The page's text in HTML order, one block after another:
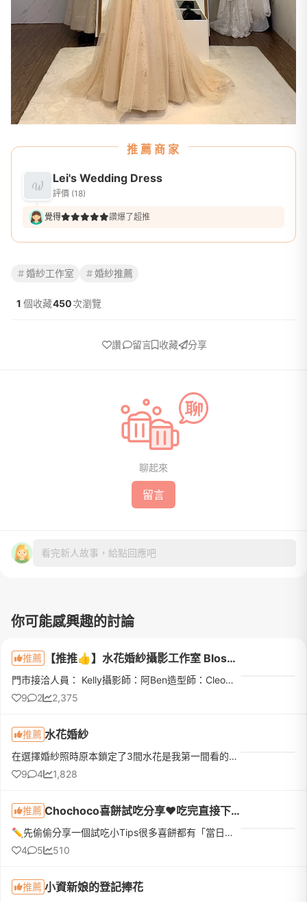
推薦商家
Lei's Wedding Dress
評價 (18)
覺得 讚爆了超推
婚紗工作室 婚紗推薦
1 個收藏450次瀏覽
讚 留言 收藏 分享
聊起來
留言
看完新人故事，給點回應吧
你可能感興趣的討論
推薦 【推推👍】水花婚紗攝影工作室 Blossom Wedding
門市接洽人員： Kelly攝影師：阿Ben造型師：Cleo燈光師：阿翔禮服秘書：Evaʕ•̫͡•ʕ•̫͡•ʔ•̫͡•ʔ•̫͡•ʕ•̫͡•ʔ•̫͡•ʕ•̫͡•ʕ•̫͡•ʔ•̫͡•ʔ•̫͡•ʕ•̫͡•ʔ這次婚紗拍攝的體驗真的超級滿意，必須給滿滿五星好評✨首先很感謝Kelly，從一開...
9
2 2,375
推薦 水花婚紗
在選擇婚紗照時原本鎖定了3間水花是我第一間看的那時很害怕看了第一間直接決定很可惜所以後續又陸續看了好幾間在網路上評價很不錯的婚紗店最後還是決定選擇水花🤭因為從一開始進門市諮詢就遇到Ellie她好親切好有耐心...
9
4 1,828
推薦 Chochoco喜餅試吃分享❤️吃完直接下訂❤️我的命定喜餅
✏️先偷偷分享一個試吃小Tips很多喜餅都有「當日下訂優惠」，如果本來就有好幾間想試，真的很建議全部排同一天，最期待的那間放最後！而且千萬不要剛吃飽就去～原本想說「不就吃幾塊餅乾嗎？」結果超飽😆因為還有不少...
4
5 510
推薦 小資新娘的登記捧花